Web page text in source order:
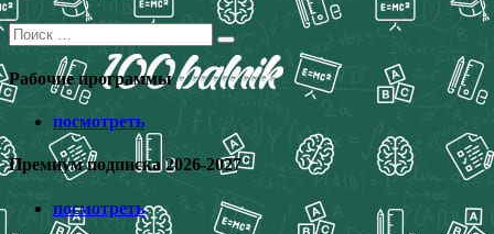
Поиск
для:
Рабочие программы
посмотреть
Премиум подписка 2026-2027
посмотреть